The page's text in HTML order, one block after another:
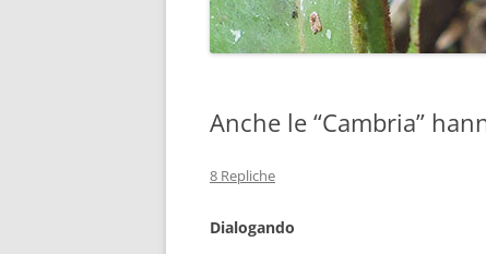
Anche le “Cambria”
8 Repliche
Dialogando